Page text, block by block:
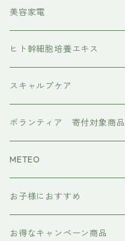
レブリン酸ケア
水素トリートメント
プレックスケア
CMCケア
アイラッシュ
美容家電
ヘアアイロン
マグネット
ドライヤー
ワンダム
ヒト幹細胞培養エキス
スキャルプケア
ボランティア 寄付対象商品
METEO
お子様におすすめ
イクエイブ キッズ プリンセス
お得なキャンペーン商品